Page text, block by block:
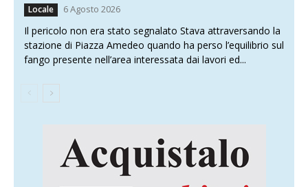
Locale 6 Agosto 2026
Il pericolo non era stato segnalato Stava attraversando la
stazione di Piazza Amedeo quando ha perso l’equilibrio sul
fango presente nell’area interessata dai lavori ed...